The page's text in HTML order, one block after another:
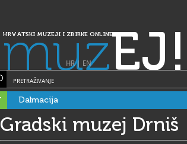
HRVATSKI MUZEJI I ZBIRKE ONLINE
muzEJ!
HR| EN
PRETRAŽIVANJE
Dalmacija
Gradski muzej Drniš